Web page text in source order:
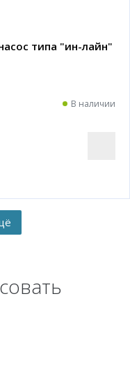
типа "ин-лайн"
В наличии